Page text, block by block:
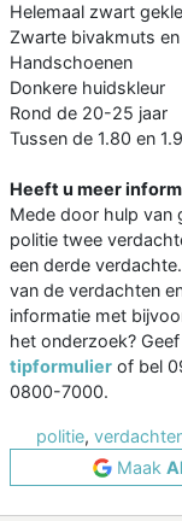
Helemaal zwart
Zwarte bivakmuts
Handschoenen
Donkere huidskleur
Rond de 20-25 jaar
Tussen de 1.80 en
Heeft u meer
Mede door hulp van
politie twee
een derde
van de verdachten
informatie met
het onderzoek?
tipformulier of bel
0800-7000.
politie,
Maak